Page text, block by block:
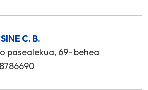
C. B.
pasealekua, 69- behea